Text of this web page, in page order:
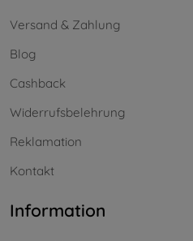
Versand & Zahlung
Blog
Cashback
Widerrufsbelehrung
Reklamation
Kontakt
Information